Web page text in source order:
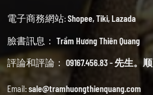
電子商務網站:Shopee,Tiki,Lazada
臉書訊息： Trầm Hương Thiên Quang
評論和評論： 09167.456.83 - 先生。顺
Email:sale@tramhuongthienquang.com